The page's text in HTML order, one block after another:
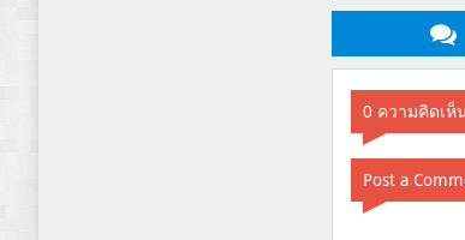
0 ความคิดเห็
Post a